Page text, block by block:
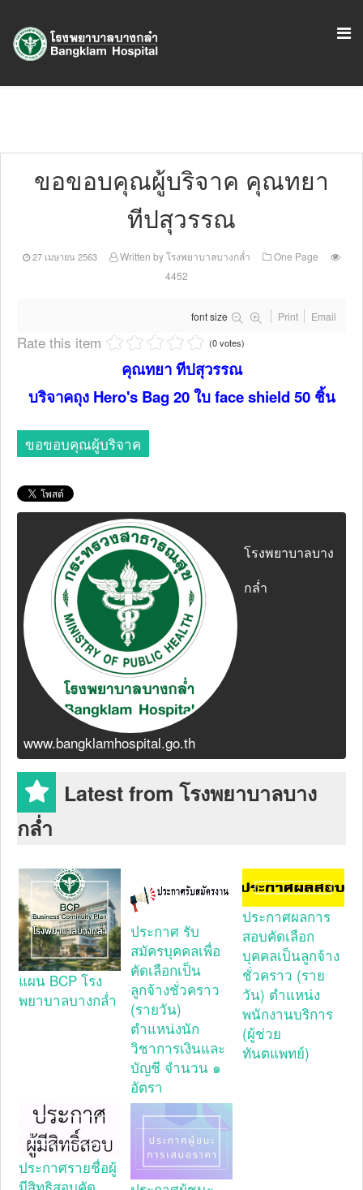
ขอขอบคุณผู้บริจาค คุณทยา
ทีปสุวรรณ
27 เมษายน 2563 Written byโรงพยาบาลบางกล่ำ
One Page
4452
font size Print Email
Rate this item (0 votes)
คุณทยา ทีปสุวรรณ
บริจาคถุง Hero's Bag 20 ใบ face shield 50 ชิ้น
ขอขอบคุณผู้บริจาค
โรงพยาบาลบาง
กล่ำ
www.bangklamhospital.go.th
Latest from โรงพยาบาลบาง
กล่ำ
แผน BCP โรง
พยาบาลบางกล่ำ
ประกาศ รับ
สมัครบุคคลเพื่อ
คัดเลือกเป็น
ลูกจ้างชั่วคราว
(รายวัน)
ตำแหน่งนัก
วิชาการเงินและ
บัญชี จำนวน ๑
อัตรา
ประกาศผลการ
สอบคัดเลือก
บุคคลเป็นลูกจ้าง
ชั่วคราว (ราย
วัน) ตำแหน่ง
พนักงานบริการ
(ผู้ช่วย
ทันตแพทย์)
ประกาศรายชื่อผู้